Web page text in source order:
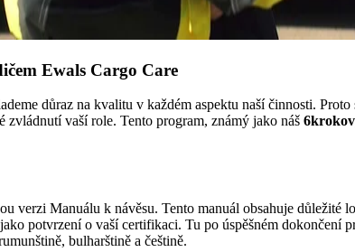
Ewals Cargo Care
důraz na kvalitu v každém aspektu naší činnosti.
zvládnutí vaší role. Tento program, známý jako náš
verzi Manuálu k návěsu. Tento manuál obsahuje
potvrzení o vaší certifikaci. Tu po úspěšném
bulharštině a češtině.